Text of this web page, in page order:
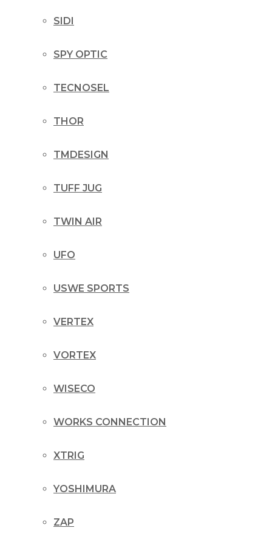
SIDI
SPY OPTIC
TECNOSEL
THOR
TMDESIGN
TUFF JUG
TWIN AIR
UFO
USWE SPORTS
VERTEX
VORTEX
WISECO
WORKS CONNECTION
XTRIG
YOSHIMURA
ZAP